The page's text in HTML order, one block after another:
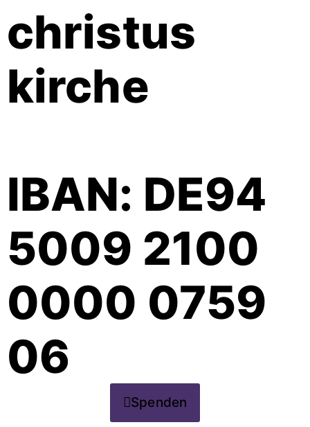
christus
kirche
IBAN: DE94
5009 2100
0000 0759
06
Spenden